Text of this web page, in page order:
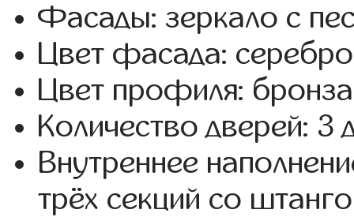
Фасады: зеркало с
Цвет фасада:
Цвет профиля:
Количество дверей: 3
Внутреннее
трёх секций со